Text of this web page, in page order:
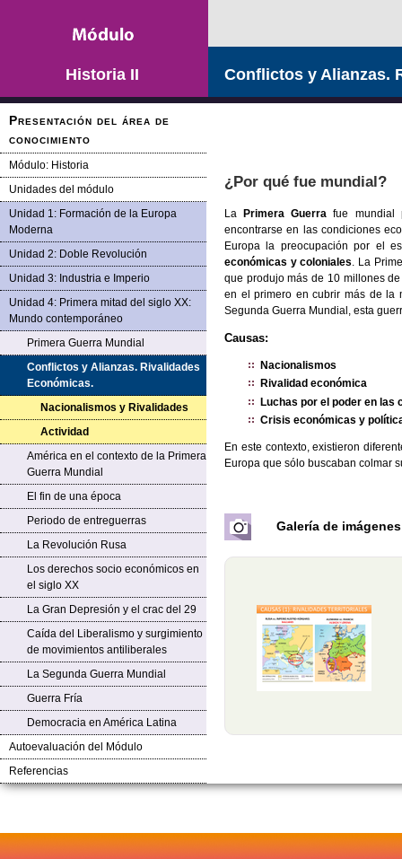
Historia II
Presentación del área de
conocimiento
Módulo: Historia
Unidades del módulo
Unidad 1: Formación de la Europa
Moderna
Unidad 2: Doble Revolución
Unidad 3: Industria e Imperio
Unidad 4: Primera mitad del siglo XX:
Mundo contemporáneo
Primera Guerra Mundial
Conflictos y Alianzas. Rivalidades
Económicas.
Nacionalismos y Rivalidades
Actividad
América en el contexto de la Primera
Guerra Mundial
El fin de una época
Periodo de entreguerras
La Revolución Rusa
Los derechos socio económicos en
el siglo XX
La Gran Depresión y el crac del 29
Caída del Liberalismo y surgimiento
de movimientos antiliberales
La Segunda Guerra Mundial
Guerra Fría
Democracia en América Latina
Autoevaluación del Módulo
Referencias
Conflictos y Alianzas.
¿Por qué fue mundial?
La Primera Guerra fue mundial
encontrarse en las condiciones
Europa la preocupación por el
económicas y coloniales. La
que produjo más de 10 millones
en el primero en cubrir más de la
Segunda Guerra Mundial, esta
Causas:
Nacionalismos
Rivalidad económica
Luchas por el poder en las
Crisis económicas y
En este contexto, existieron
Europa que sólo buscaban colmar
Galería de imágenes